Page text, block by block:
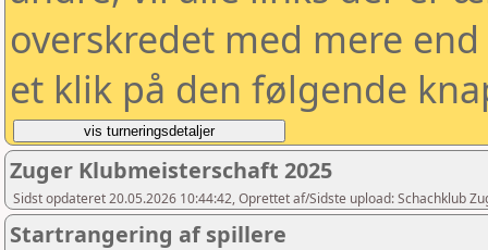
overskredet med mere
et klik på den følgende
Zuger Klubmeisterschaft 2025
Sidst opdateret 20.05.2026 10:44:42, Oprettet af/Sidste upload: Schachklub
Startrangering af spillere